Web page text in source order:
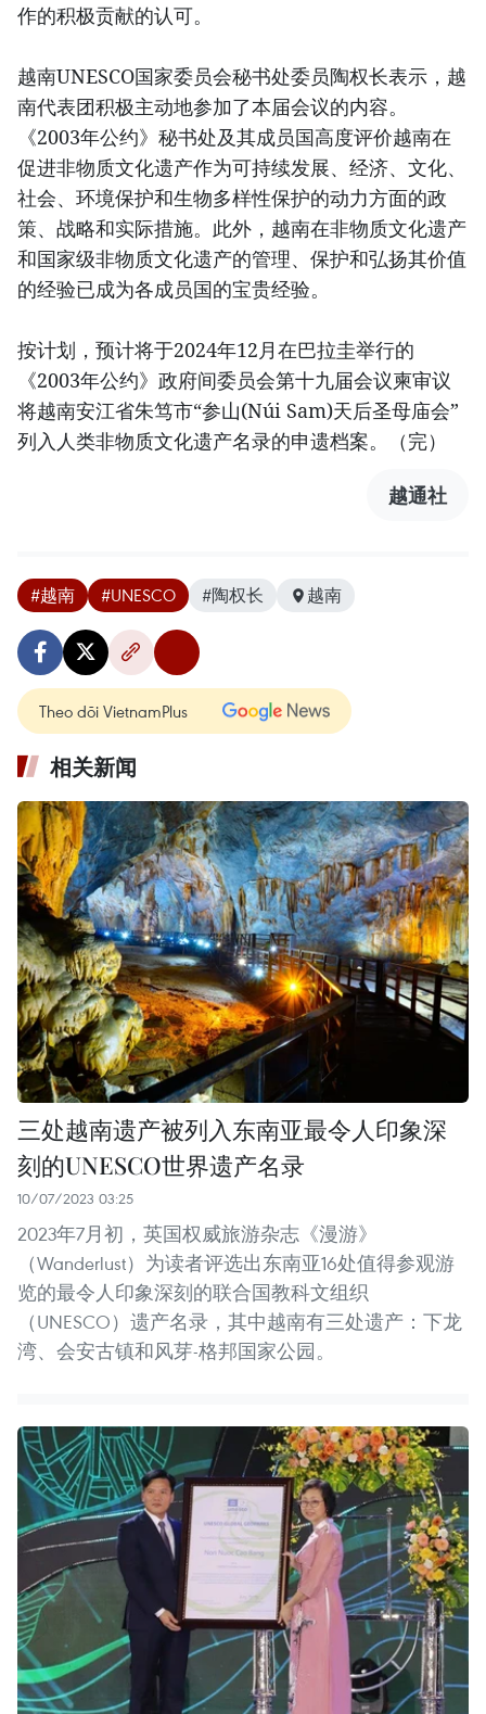
作的积极贡献的认可。
越南UNESCO国家委员会秘书处委员陶权长表示，越
南代表团积极主动地参加了本届会议的内容。
《2003年公约》秘书处及其成员国高度评价越南在
促进非物质文化遗产作为可持续发展、经济、文化、
社会、环境保护和生物多样性保护的动力方面的政
策、战略和实际措施。此外，越南在非物质文化遗产
和国家级非物质文化遗产的管理、保护和弘扬其价值
的经验已成为各成员国的宝贵经验。
按计划，预计将于2024年12月在巴拉圭举行的
《2003年公约》政府间委员会第十九届会议柬审议
将越南安江省朱笃市“参山(Núi Sam)天后圣母庙会”
列入人类非物质文化遗产名录的申遗档案。（完）
越通社
#越南 #UNESCO #陶权长 越南
Theo dõi VietnamPlus
相关新闻
三处越南遗产被列入东南亚最令人印象深
刻的UNESCO世界遗产名录
10/07/2023 03:25
2023年7月初，英国权威旅游杂志《漫游》
（Wanderlust）为读者评选出东南亚16处值得参观游
览的最令人印象深刻的联合国教科文组织
（UNESCO）遗产名录，其中越南有三处遗产：下龙
湾、会安古镇和风芽-格邦国家公园。